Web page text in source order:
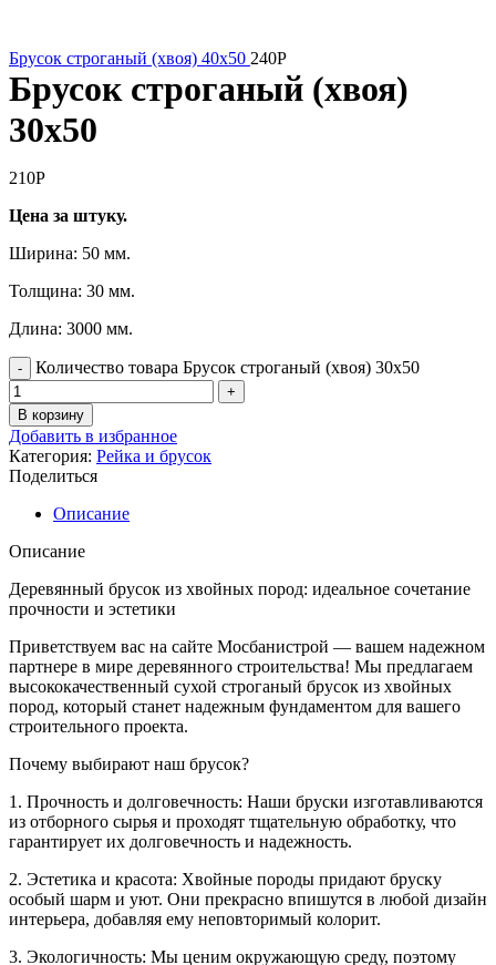
Брусок строганый (хвоя) 40х50 240Р
Брусок строганый (хвоя)
30х50
210Р
Цена за штуку.
Ширина: 50 мм.
Толщина: 30 мм.
Длина: 3000 мм.
Количество товара Брусок строганый (хвоя) 30х50
В корзину
Добавить в избранное
Категория: Рейка и брусок
Поделиться
Описание
Описание
Деревянный брусок из хвойных пород: идеальное сочетание
прочности и эстетики
Приветствуем вас на сайте Мосбанистрой — вашем надежном
партнере в мире деревянного строительства! Мы предлагаем
высококачественный сухой строганый брусок из хвойных
пород, который станет надежным фундаментом для вашего
строительного проекта.
Почему выбирают наш брусок?
1. Прочность и долговечность: Наши бруски изготавливаются
из отборного сырья и проходят тщательную обработку, что
гарантирует их долговечность и надежность.
2. Эстетика и красота: Хвойные породы придают бруску
особый шарм и уют. Они прекрасно впишутся в любой дизайн
интерьера, добавляя ему неповторимый колорит.
3. Экологичность: Мы ценим окружающую среду, поэтому